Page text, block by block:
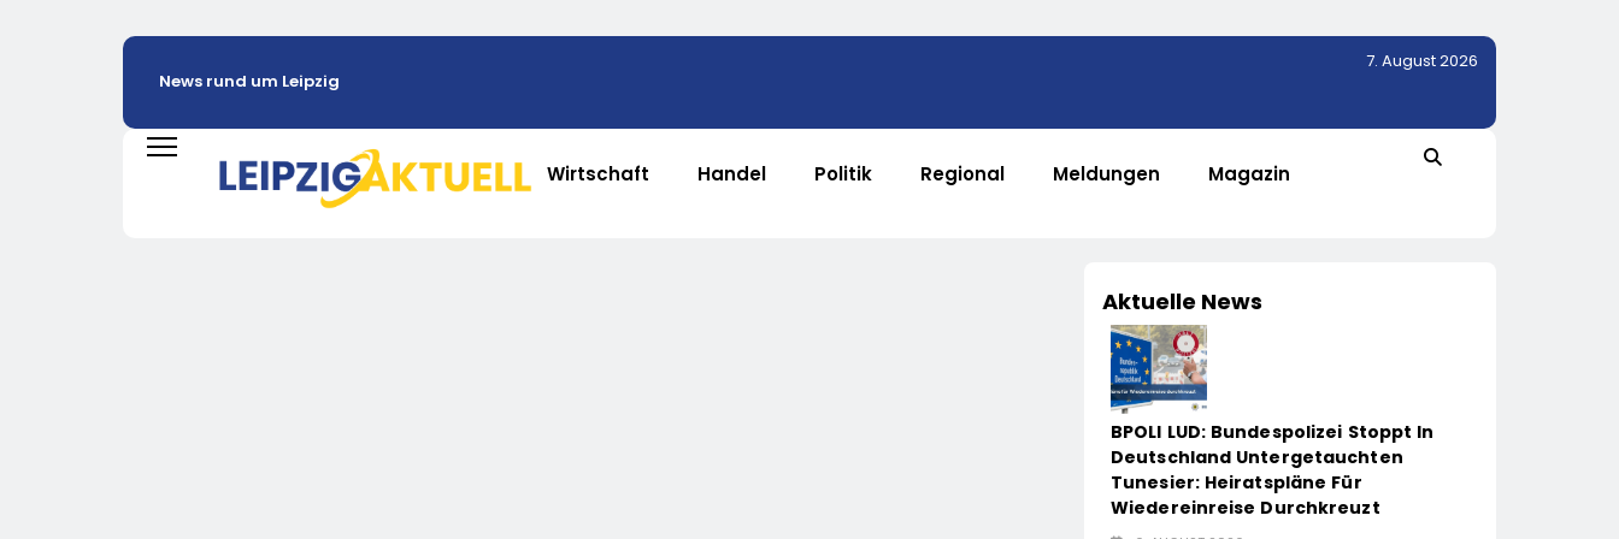
News rund um Leipzig
7. August 2026
Wirtschaft Handel Politik Regional Meldungen Magazin
Aktuelle News
BPOLI LUD: Bundespolizei Stoppt In
Deutschland Untergetauchten
Tunesier: Heiratspläne Für
Wiedereinreise Durchkreuzt